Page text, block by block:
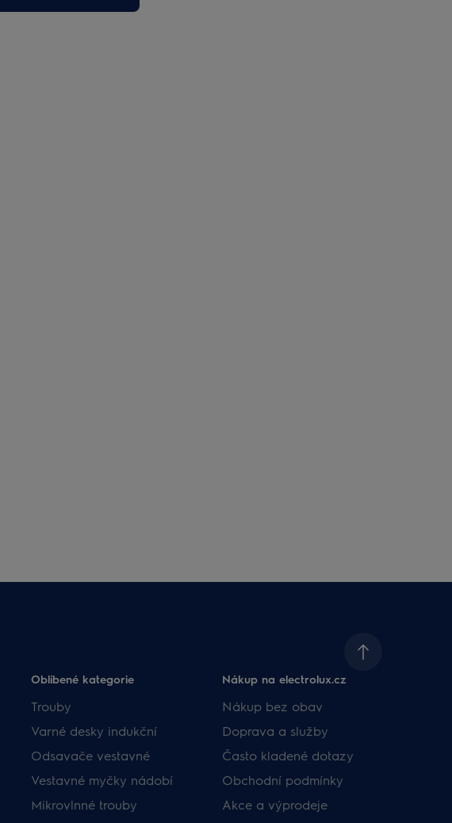
Oblíbené kategorie
Trouby
Varné desky indukční
Odsavače vestavné
Vestavné myčky nádobí
Mikrovlnné trouby
Nákup na electrolux.cz
Nákup bez obav
Doprava a služby
Často kladené dotazy
Obchodní podmínky
Akce a výprodeje